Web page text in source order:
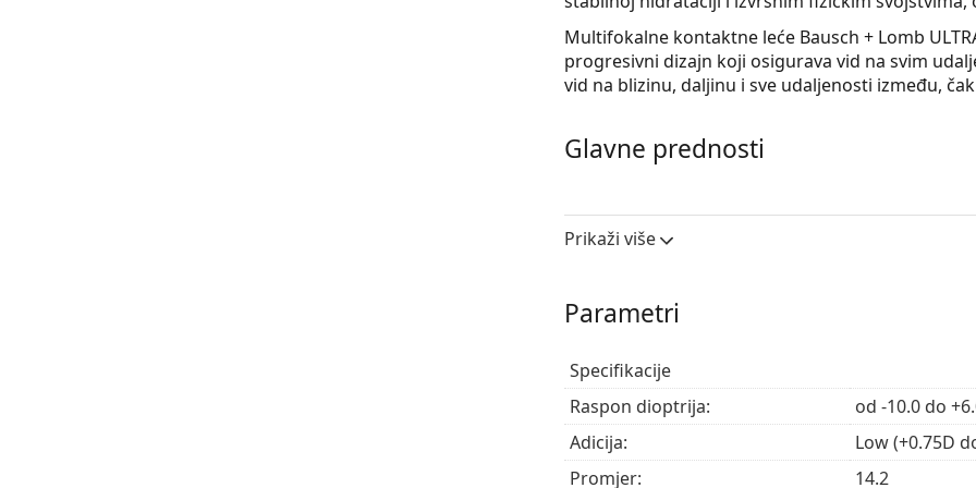
Multifokalne kontaktne leće Bausch + Lomb
progresivni dizajn koji osigurava vid na svim
vid na blizinu, daljinu i sve udaljenosti između,
Glavne prednosti
Korekcija vida na svim udaljenostima
Cjelodnevna hidratacija
Udobno nošenje
stabilizaciji suznog filma.
Jednostavno rukovanje– Svijetloplava boja
Silikon-hidrogel
– Jedan od najzdravijih
silikon-hidrogel, koji omogućuje očima da
Prikaži više
Parametri
Specifikacije
Raspon dioptrija:
od -10.0 do
Adicija:
Low (+0.75D
Promjer:
14.2